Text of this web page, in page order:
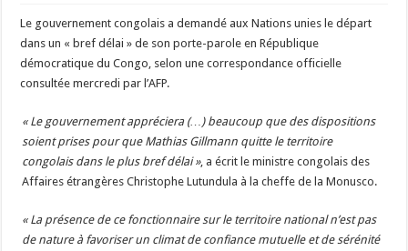
Le gouvernement congolais a demandé aux Nations unies le départ
dans un « bref délai » de son porte-parole en République
démocratique du Congo, selon une correspondance officielle
consultée mercredi par l’AFP.
« Le gouvernement appréciera (…) beaucoup que des dispositions
soient prises pour que Mathias Gillmann quitte le territoire
congolais dans le plus bref délai », a écrit le ministre congolais des
Affaires étrangères Christophe Lutundula à la cheffe de la Monusco.
« La présence de ce fonctionnaire sur le territoire national n’est pas
de nature à favoriser un climat de confiance mutuelle et de sérénité